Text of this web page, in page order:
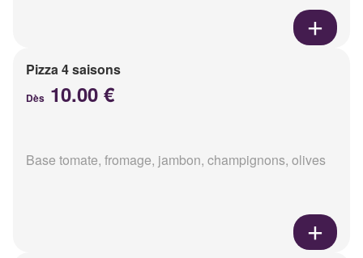
Pizza 4 saisons
Dès 10.00 €
Base tomate, fromage, jambon, champignons, olives